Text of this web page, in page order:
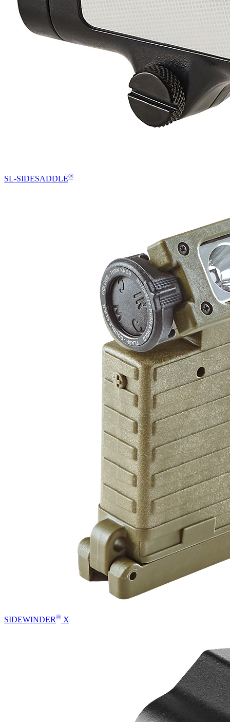
SL-SIDESADDLE®
SIDEWINDER® X